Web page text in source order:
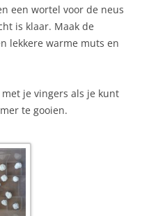
een wortel voor de neus
is klaar. Maak de
lekkere warme muts en
je vingers als je kunt
te gooien.